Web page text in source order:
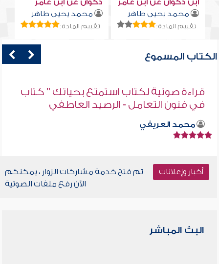
ابن ذكوان عن ابن عامر
محمد يحيى طاهر
تقييم المادة:
ذكوان عن ابن عامر
محمد يحيى طاهر
تقييم المادة:
الكتاب المسموع
قراءة صوتية لكتاب استمتع بحياتك " كتاب
في فنون التعامل - الرصيد العاطفي
محمد العريفي
أخبار وإعلانات
تم فتح خدمة مشاركات الزوار ، يمكنكم
الآن رفع ملفات الصوتية
البث المباشر